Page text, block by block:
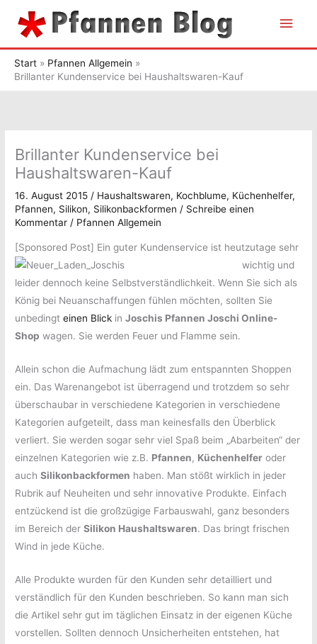
Inhalt
Start
Pfannen Allgemein
Brillanter Kundenservice bei Haushaltswaren-Kauf
Brillanter Kundenservice bei
Haushaltswaren-Kauf
16. August 2015 / Haushaltswaren, Kochblume, Küchenhelfer,
Pfannen, Silikon, Silikonbackformen / Schreibe einen
Kommentar / Pfannen Allgemein
[Sponsored Post] Ein guter Kundenservice ist heutzutage sehr
wichtig und
leider dennoch keine Selbstverständlichkeit. Wenn Sie sich als
König bei Neuanschaffungen fühlen möchten, sollten Sie
unbedingteinen Blick inJoschis Pfannen Joschi Online-
Shop wagen. Sie werden Feuer und Flamme sein.
Allein schon die Aufmachung lädt zum entspannten Shoppen
ein. Das Warenangebot ist überragend und trotzdem so sehr
überschaubar in verschiedene Kategorien in verschiedene
Kategorien aufgeteilt, dass man keinesfalls den Überblick
verliert. Sie werden sogar sehr viel Spaß beim „Abarbeiten“ der
einzelnen Kategorien wie z.B. Pfannen, Küchenhelfer oder
auchSilikonbackformen haben. Man stößt wirklich in jeder
Rubrik auf Neuheiten und sehr innovative Produkte. Einfach
entzückend ist die großzügige Farbauswahl, ganz besonders
im Bereich derSilikon Haushaltswaren. Das bringt frischen
Wind in jede Küche.
Alle Produkte wurden für den Kunden sehr detailliert und
verständlich für den Kunden beschrieben. So kann man sich
die Artikel sehr gut im täglichen Einsatz in der eigenen Küche
vorstellen. Sollten dennoch Unsicherheiten entstehen, hat